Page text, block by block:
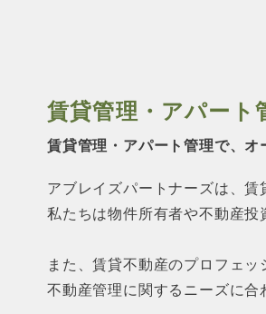
賃貸管理・アパート
賃貸管理・アパート管理で、オ
アブレイズパートナーズは、賃
私たちは物件所有者や不動産投
また、賃貸不動産のプロフェ
不動産管理に関するニーズに合